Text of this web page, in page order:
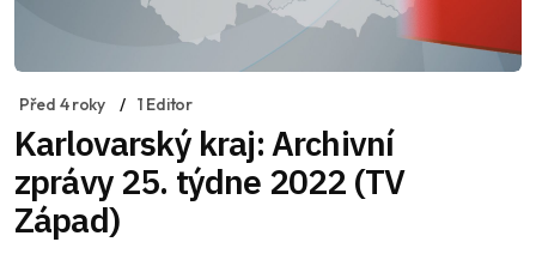
Před 4 roky 1 Editor
Karlovarský kraj: Archivní
zprávy 25. týdne 2022 (TV
Západ)